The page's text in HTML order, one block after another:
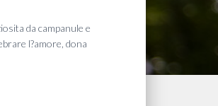
da campanule e
l?amore, dona